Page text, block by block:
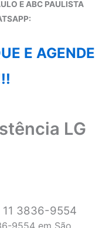
E ABC PAULISTA
E AGENDE
LG
11 3836-9554
9554 em São